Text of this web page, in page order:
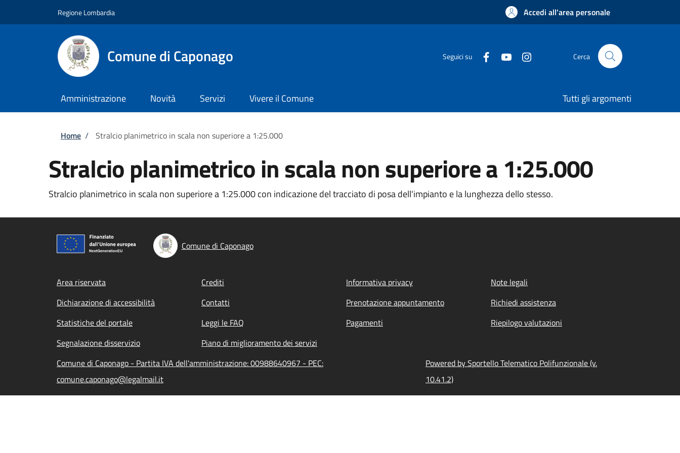
Regione Lombardia Accedi all'area personale
Comune di Caponago Seguici su Cerca
Amministrazione Novità Servizi Vivere il Comune Tutti gli argomenti
Briciole di pane
Home / Stralcio planimetrico in scala non superiore a 1:25.000
Stralcio planimetrico in scala non superiore a 1:25.000
Stralcio planimetrico in scala non superiore a 1:25.000 con indicazione del tracciato di posa dell'impianto e la lunghezza dello stesso.
Comune di Caponago
Footer menu
Area riservata Crediti Informativa privacy
Note legali
Dichiarazione di accessibilità
Contatti Prenotazione appuntamento
Richiedi assistenza
Statistiche del portale
Leggi le FAQ Pagamenti
Riepilogo valutazioni
Segnalazione disservizio
Piano di miglioramento dei servizi
Comune di Caponago - Partita IVA dell'amministrazione: 00988640967 - PEC:
comune.caponago@legalmail.it
Powered by Sportello Telematico Polifunzionale (v.
10.41.2)